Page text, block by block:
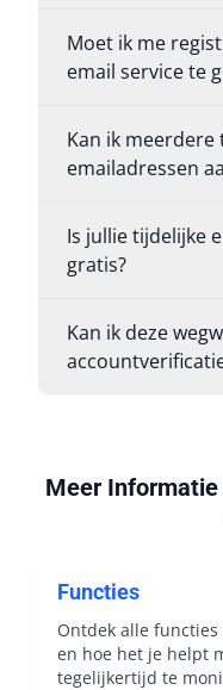
Moet ik me
email service te
Kan ik meerdere
emailadressen
Is jullie tijdelijke
gratis?
Kan ik deze
Meer
Functies
Ontdek alle functies
en hoe het je helpt
tegelijkertijd te